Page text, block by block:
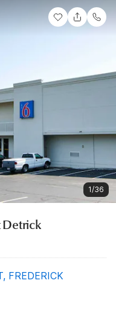
1/36
Detrick
FREDERICK